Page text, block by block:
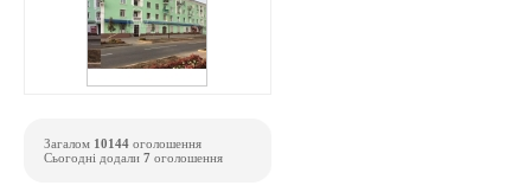
Загалом 10144 оголошення
Сьогодні додали 7 оголошення